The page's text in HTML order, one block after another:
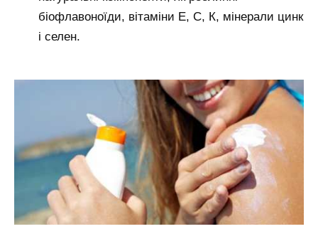
біофлавоноїди, вітаміни Е, С, К, мінерали цинк
і селен.